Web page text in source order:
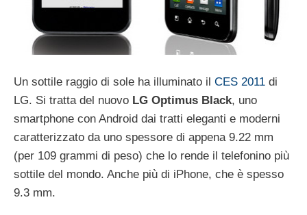
Un sottile raggio di sole ha illuminato il CES 2011 di
LG. Si tratta del nuovo LG Optimus Black, uno
smartphone con Android dai tratti eleganti e moderni
caratterizzato da uno spessore di appena 9.22 mm
(per 109 grammi di peso) che lo rende il telefonino più
sottile del mondo. Anche più di iPhone, che è spesso
9.3 mm.